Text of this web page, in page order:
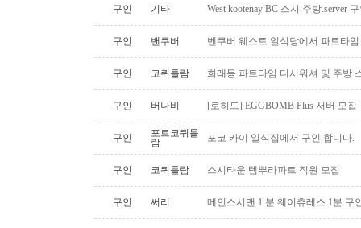
구인 기타 West kootenay BC 스시.주방.server
구인 밴쿠버 벤쿠버 웨스트 일식당에서 파트타
구인 코퀴틀람 희래등 파트타임 디시워셔 및 주방
구인 버나비 [로히드] EGGBOMB Plus 서버 모집
구인
포트코퀴틀
람
포코 카이 일식집에서 구인 합니다.
구인 코퀴틀람 스시타운 템뿌라파트 직원 모집
구인 써리 메인스시맨 1 분 웨이츄레스 1분 구